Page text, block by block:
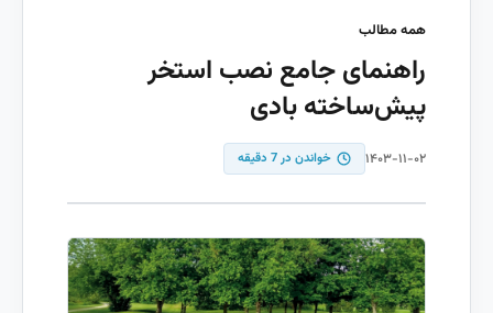
همه مطالب
راهنمای جامع نصب استخر
پیش‌ساخته بادی
۱۴۰۳-۱۱-۰۲ خواندن در 7 دقیقه